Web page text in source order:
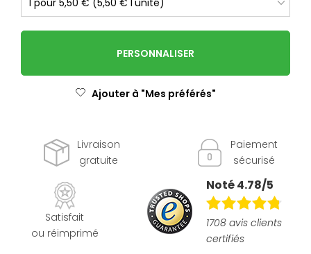
PERSONNALISER
Ajouter à "Mes préférés"
Livraison
gratuite
Paiement
sécurisé
Satisfait
ou réimprimé
Noté 4.78/5
1708 avis clients
certifiés